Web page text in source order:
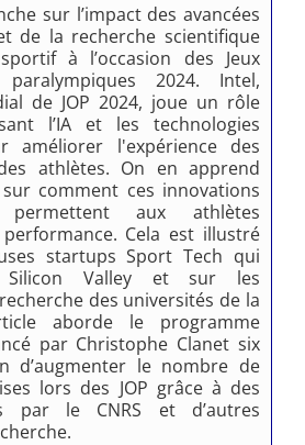
sur l’impact des avancées
de la recherche scientifique
à l’occasion des Jeux
2024. Intel,
de JOP 2024, joue un rôle
l’IA et les technologies
améliorer l'expérience des
athlètes. On en apprend
comment ces innovations
permettent aux athlètes
Cela est illustré
startups Sport Tech qui
Silicon Valley et sur les
des universités de la
aborde le programme
par Christophe Clanet six
d’augmenter le nombre de
lors des JOP grâce à des
par le CNRS et d’autres